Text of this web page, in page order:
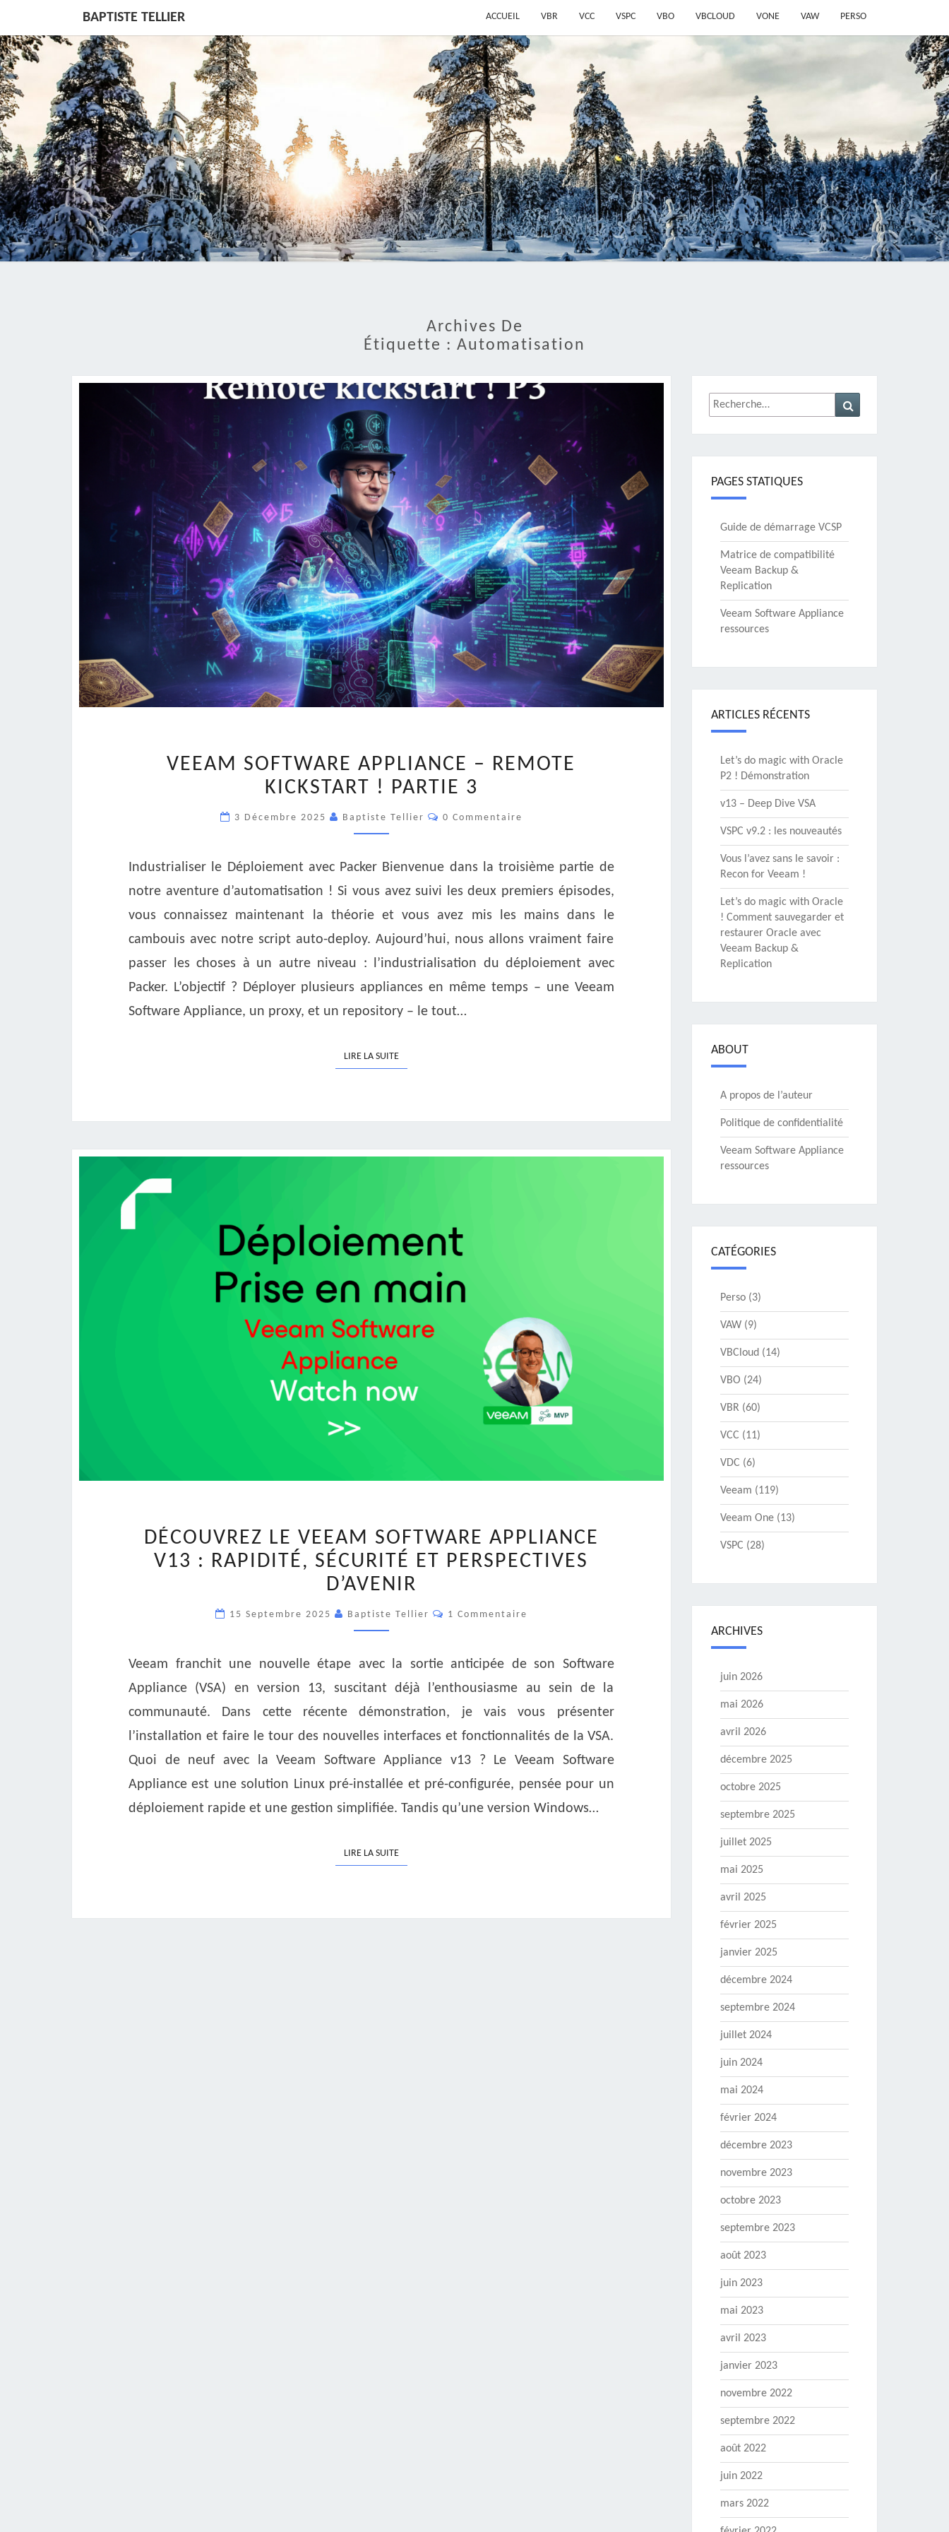
BAPTISTE TELLIER ACCUEIL VBR VCC VSPC VBO VBCLOUD VONE VAW PERSO
Archives De
Étiquette : Automatisation
SOFTWARE
APPLIANCE
!
PARTIE
VEEAM SOFTWARE APPLIANCE – REMOTE
KICKSTART ! PARTIE 3
3 Décembre 2025 Baptiste Tellier Commentaires
0 Commentaire
Industrialiser le Déploiement avec Packer Bienvenue dans la troisième partie de
notre aventure d’automatisation ! Si vous avez suivi les deux premiers épisodes,
vous connaissez maintenant la théorie et vous avez mis les mains dans le
cambouis avec notre script auto-deploy. Aujourd’hui, nous allons vraiment faire
passer les choses à un autre niveau : l’industrialisation du déploiement avec
Packer. L’objectif ? Déployer plusieurs appliances en même temps – une Veeam
Software Appliance, un proxy, et un repository – le tout…
LIRE LA SUITELIRE LA SUITE
LE
VEEAM
SOFTWARE
V13
RAPIDITÉ,
SÉCURITÉ
PERSPECTIVES
D’AVENIR
DÉCOUVREZ LE VEEAM SOFTWARE APPLIANCE
V13 : RAPIDITÉ, SÉCURITÉ ET PERSPECTIVES
D’AVENIR
15 Septembre 2025 Baptiste Tellier Commentaires
1 Commentaire
Veeam franchit une nouvelle étape avec la sortie anticipée de son Software
Appliance (VSA) en version 13, suscitant déjà l’enthousiasme au sein de la
communauté. Dans cette récente démonstration, je vais vous présenter
l’installation et faire le tour des nouvelles interfaces et fonctionnalités de la VSA.
Quoi de neuf avec la Veeam Software Appliance v13 ? Le Veeam Software
Appliance est une solution Linux pré-installée et pré-configurée, pensée pour un
déploiement rapide et une gestion simplifiée. Tandis qu’une version Windows…
LIRE LA SUITELIRE LA SUITE
Rechercher :
PAGES STATIQUES
Guide de démarrage VCSP
Matrice de compatibilité
Veeam Backup &
Replication
Veeam Software Appliance
ressources
ARTICLES RÉCENTS
Let’s do magic with Oracle
P2 ! Démonstration
v13 – Deep Dive VSA
VSPC v9.2 : les nouveautés
Vous l’avez sans le savoir :
Recon for Veeam !
Let’s do magic with Oracle
! Comment sauvegarder et
restaurer Oracle avec
Veeam Backup &
Replication
ABOUT
A propos de l’auteur
Politique de confidentialité
Veeam Software Appliance
ressources
CATÉGORIES
Perso(3)
VAW(9)
VBCloud (14)
VBO (24)
VBR(60)
VCC (11)
VDC (6)
Veeam (119)
Veeam One(13)
VSPC (28)
ARCHIVES
juin 2026
mai 2026
avril 2026
décembre 2025
octobre 2025
septembre 2025
juillet 2025
mai 2025
avril 2025
février 2025
janvier 2025
décembre 2024
septembre 2024
juillet 2024
juin 2024
mai 2024
février 2024
décembre 2023
novembre 2023
octobre 2023
septembre 2023
août 2023
juin 2023
mai 2023
avril 2023
janvier 2023
novembre 2022
septembre 2022
août 2022
juin 2022
mars 2022